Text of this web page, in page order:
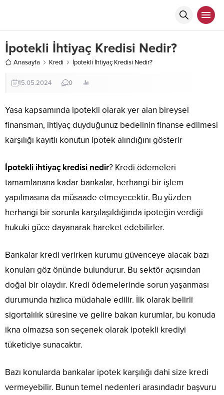
İpotekli İhtiyaç Kredisi Nedir?
Anasayfa Kredi İpotekli İhtiyaç Kredisi Nedir?
15.05.2024 0
Yasa kapsamında ipotekli olarak yer alan bireysel
finansman, ihtiyaç duyduğunuz bedelinin finanse edilmesi
karşılığı kayıtlı konutun ipotek alındığını gösterir
İpotekli ihtiyaç kredisi nedir? Kredi ödemeleri
tamamlanana kadar bankalar, herhangi bir işlem
yapılmasına da müsaade etmeyecektir. Bu yüzden
herhangi bir sorunla karşılaşıldığında ipoteğin verdiği
hukuki güce dayanarak hareket edebilirler.
Bankalar kredi verirken kurumu güvenceye alacak bazı
konuları göz önünde bulundurur. Bu sektör açısından
doğal bir olaydır. Kredi ödemelerinde sorun yaşanması
durumunda hızlıca müdahale edilir. İlk olarak belirli
sigortalılık süresine ve gelire bakan kurumlar, bu konuda
ikna olmazsa son seçenek olarak ipotekli krediyi
tüketiciye sunacaktır.
Bazı konularda bankalar ipotek karşılığı dahi size kredi
vermeyebilir. Bunun temel nedenleri arasındadır başvuru